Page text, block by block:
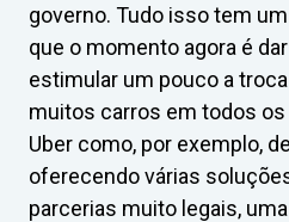
governo. Tudo isso tem
que o momento agora é
estimular um pouco a
muitos carros em todos
Uber como, por exemplo,
oferecendo várias
parcerias muito legais,